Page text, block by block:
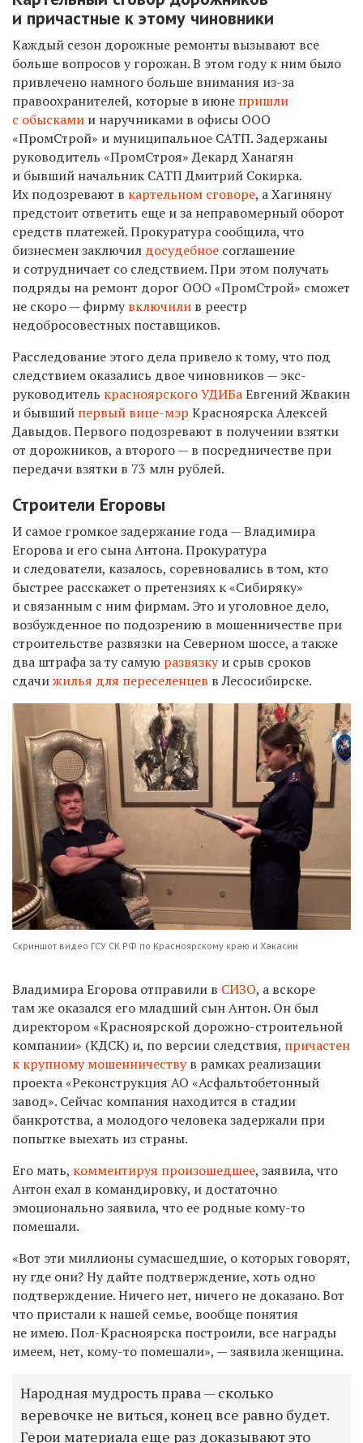
и причастные к этому чиновники
Каждый сезон дорожные ремонты вызывают все
больше вопросов у горожан. В этом году к ним было
привлечено намного больше внимания из-за
правоохранителей, которые в июне пришли
с обысками и наручниками в офисы ООО
«ПромСтрой» и муниципальное САТП. Задержаны
руководитель «ПромСтроя» Декард Ханагян
и бывший начальник САТП Дмитрий Сокирка.
Их подозревают в картельном сговоре, а Хагиняну
предстоит ответить еще и за неправомерный оборот
средств платежей. Прокуратура сообщила, что
бизнесмен заключил досудебное соглашение
и сотрудничает со следствием. При этом получать
подряды на ремонт дорог ООО «ПромСтрой» сможет
не скоро — фирмувключили в реестр
недобросовестных поставщиков.
Расследование этого дела привело к тому, что под
следствием оказались двое чиновников — экс-
руководитель красноярского УДИБаЕвгений Жвакин
и бывший первый вице-мэр Красноярска Алексей
Давыдов. Первого подозревают в получении взятки
от дорожников, а второго — в посредничестве при
передачи взятки в 73 млн рублей.
Строители Егоровы
И самое громкое задержание года — Владимира
Егорова и его сына Антона. Прокуратура
и следователи, казалось, соревновались в том, кто
быстрее расскажет о претензиях к «Сибиряку»
и связанным с ним фирмам. Это и уголовное дело,
возбужденное по подозрению в мошенничестве при
строительстве развязки на Северном шоссе, а также
два штрафа за ту самую развязкуи срыв сроков
сдачижилья для переселенцев в Лесосибирске.
Скриншот видео ГСУ СК РФ по Красноярскому краю и Хакасии
Владимира Егорова отправили в СИЗО, а вскоре
там же оказался его младший сын Антон. Он был
директором «Красноярской дорожно-строительной
компании» (КДСК) и, по версии следствия, причастен
к крупному мошенничествув рамках реализации
проекта «Реконструкция АО «Асфальтобетонный
завод». Сейчас компания находится в стадии
банкротства, а молодого человека задержали при
попытке выехать из страны.
Его мать, комментируя произошедшее, заявила, что
Антон ехал в командировку, и достаточно
эмоционально заявила, что ее родные кому-то
помешали.
«Вот эти миллионы сумасшедшие, о которых говорят,
ну где они? Ну дайте подтверждение, хоть одно
подтверждение. Ничего нет, ничего не доказано. Вот
что пристали к нашей семье, вообще понятия
не имею. Пол-Красноярска построили, все награды
имеем, нет, кому-то помешали», — заявила женщина.
Народная мудрость права — сколько
веревочке не виться, конец все равно будет.
Герои материала еще раз доказывают это